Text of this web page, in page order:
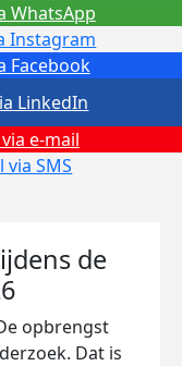
Facebook
Instagram
e-mail
via SMS
LinkedIn
WhatsApp
de
opbrengst
Dat is